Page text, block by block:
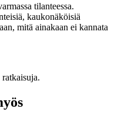
tilanteessa.
kaukonäköisiä
mitä ainakaan ei kannata